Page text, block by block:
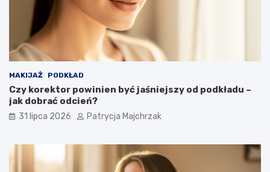
MAKIJAŻ PODKŁAD
Czy korektor powinien być jaśniejszy od podkładu –
jak dobrać odcień?
31 lipca 2026 Patrycja Majchrzak